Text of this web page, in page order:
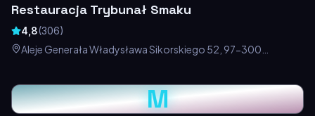
Restauracja Trybunał Smaku
4,8(306)
Aleje Generała Władysława Sikorskiego 52, 97-300
M